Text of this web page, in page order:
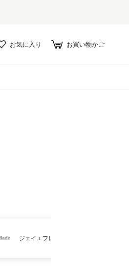
お気に入り お買い物かご
ジェイエフレディメイド